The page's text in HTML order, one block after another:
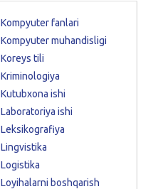
Kompyuter fanlari
Kompyuter muhandisligi
Koreys tili
Kriminologiya
Kutubxona ishi
Laboratoriya ishi
Leksikografiya
Lingvistika
Logistika
Loyihalarni boshqarish